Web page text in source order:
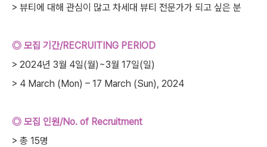
> 뷰티에 대해 관심이 많고 차세대 뷰티 전문가가 되고 싶은 분
◎ 모집 기간/RECRUITING PERIOD
> 2024년 3월 4일(월)~3월 17일(일)
> 4 March (Mon) – 17 March (Sun), 2024
◎ 모집 인원/No. of Recruitment
> 총 15명